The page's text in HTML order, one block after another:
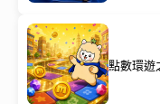
點數環遊